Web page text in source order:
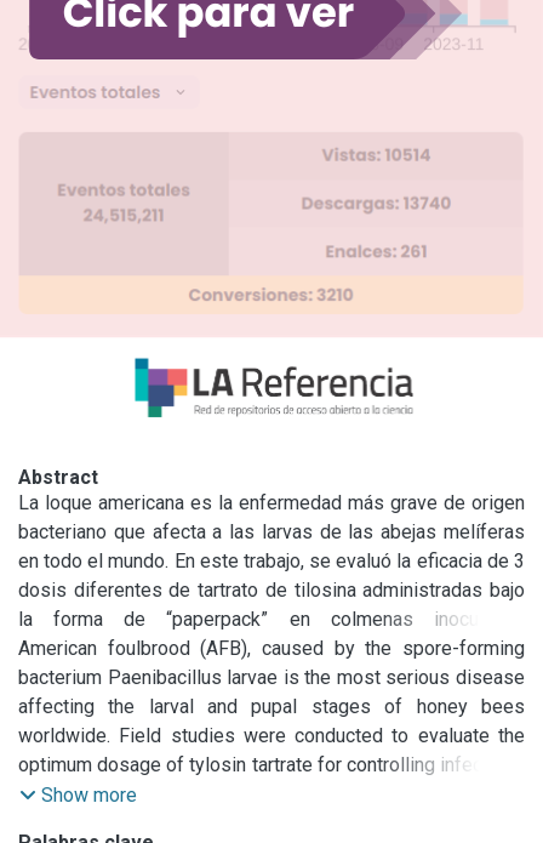
Abstract
La loque americana es la enfermedad más grave de origen
bacteriano que afecta a las larvas de las abejas melíferas
en todo el mundo. En este trabajo, se evaluó la eficacia de 3
dosis diferentes de tartrato de tilosina administradas bajo
la forma de “paperpack” en colmenas inoculadas
artificialmente con esporas de Paenibacillus larvae, agente
etiológico de la enfermedad. La ausencia de larvas con
síntomas clínicos demostró que las dosis de 1.000 mg y
1.200 mg de tilosina fueron las más efectivas in vivo
protegiendo a las colmenas por un período de hasta 365
días desde la aplicación del tratamiento. Paralelamente, se
American foulbrood (AFB), caused by the spore-forming
bacterium Paenibacillus larvae is the most serious disease
affecting the larval and pupal stages of honey bees
worldwide. Field studies were conducted to evaluate the
optimum dosage of tylosin tartrate for controlling infections
of American Foulbrood in artificially inoculated colonies.
Show more